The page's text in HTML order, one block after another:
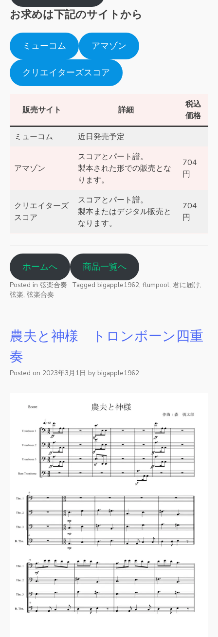
お求めは下記のサイトから
ミューコム アマゾン
クリエイターズスコア
販売サイト 詳細
税込
価格
ミューコム
近日発売予定
アマゾン
スコアとパート譜。
製本された形での販売とな
ります。
704
円
クリエイターズ
スコア
スコアとパート譜。
製本またはデジタル販売と
なります。
704
円
ホームへ 商品一覧へ
Posted in 弦楽合奏 Tagged bigapple1962, flumpool, 君に届け,
弦楽, 弦楽合奏
農夫と神様 トロンボーン四重
奏
Posted on 2023年3月1日 by bigapple1962